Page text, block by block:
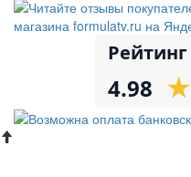
Рейтинг
4.98 ★
★